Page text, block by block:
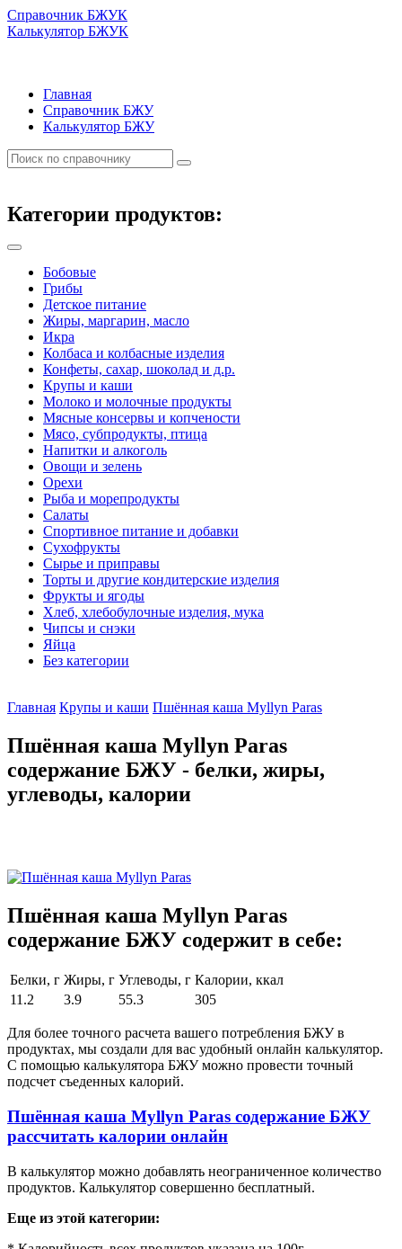
Справочник БЖУК
Калькулятор БЖУК
Главная
Справочник БЖУ
Калькулятор БЖУ
Категории продуктов:
Бобовые
Грибы
Детское питание
Жиры, маргарин, масло
Икра
Колбаса и колбасные изделия
Конфеты, сахар, шоколад и д.р.
Крупы и каши
Молоко и молочные продукты
Мясные консервы и копчености
Мясо, субпродукты, птица
Напитки и алкоголь
Овощи и зелень
Орехи
Рыба и морепродукты
Салаты
Спортивное питание и добавки
Сухофрукты
Сырье и приправы
Торты и другие кондитерские изделия
Фрукты и ягоды
Хлеб, хлебобулочные изделия, мука
Чипсы и снэки
Яйца
Без категории
Главная Крупы и каши Пшённая каша Myllyn Paras
Пшённая каша Myllyn Paras
содержание БЖУ - белки, жиры,
углеводы, калории
Пшённая каша Myllyn Paras
содержание БЖУ содержит в себе:
Белки, г Жиры, г Углеводы, г Калории, ккал
11.2
3.9 55.3 305
Для более точного расчета вашего потребления БЖУ в
продуктах, мы создали для вас удобный онлайн калькулятор.
С помощью калькулятора БЖУ можно провести точный
подсчет съеденных калорий.
Пшённая каша Myllyn Paras содержание БЖУ
рассчитать калории онлайн
В калькулятор можно добавлять неограниченное количество
продуктов. Калькулятор совершенно бесплатный.
Еще из этой категории: